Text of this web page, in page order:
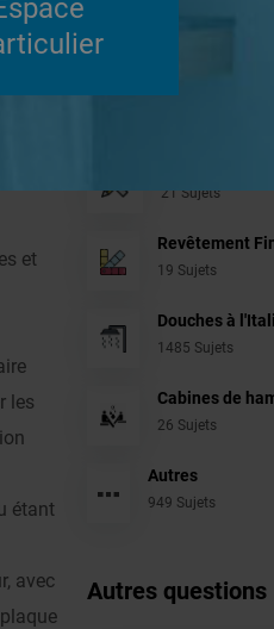
et
les
étant
avec
Systèmes de
21 Sujets
Revêtement
19 Sujets
Douches à
1485 Sujets
Cabines de
26 Sujets
Autres
949 Sujets
Autres questions